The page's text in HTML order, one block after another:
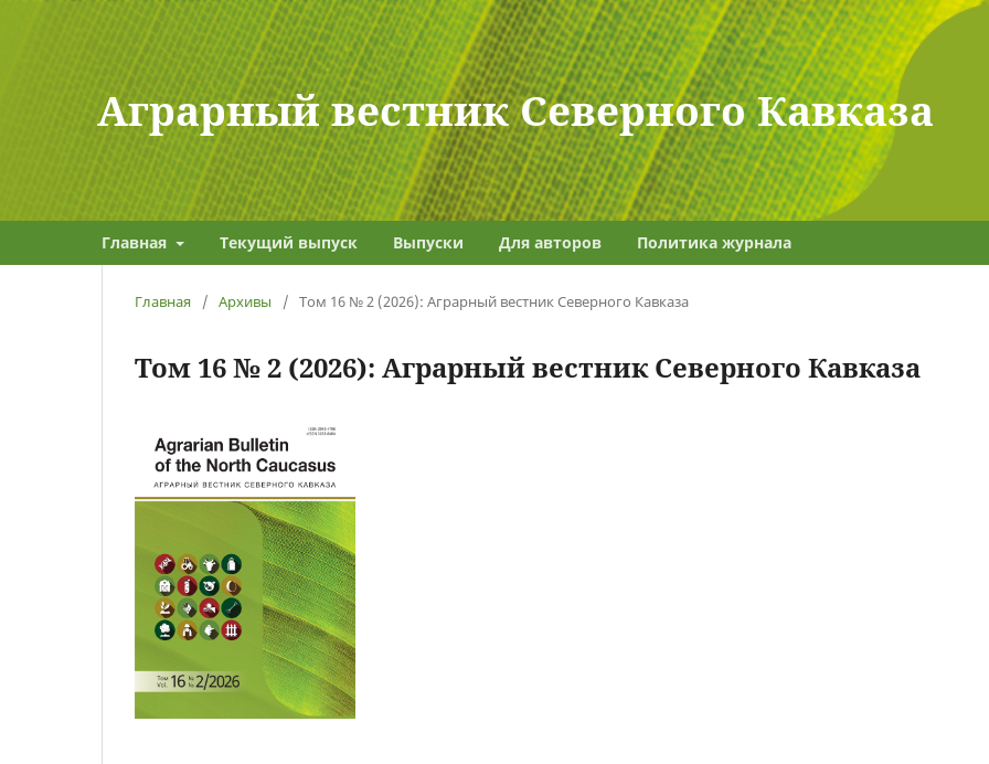
Аграрный вестник Северного Кавказа
Главная Текущий выпуск Выпуски Для авторов Политика журнала
Главная / Архивы / Том 16 № 2 (2026): Аграрный вестник Северного Кавказа
Том 16 № 2 (2026): Аграрный вестник Северного Кавказа